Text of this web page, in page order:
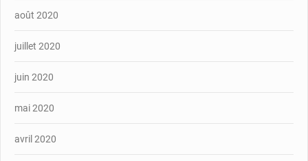
août 2020
juillet 2020
juin 2020
mai 2020
avril 2020